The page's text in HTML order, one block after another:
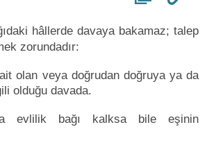
hâllerde davaya bakamaz; talep
zorundadır:
olan veya doğrudan doğruya ya da
olduğu davada.
evlilik bağı kalksa bile eşinin